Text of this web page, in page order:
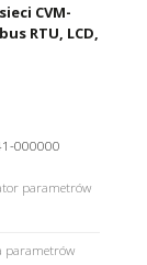
CVM-
RTU, LCD,
000000
parametrów
parametrów